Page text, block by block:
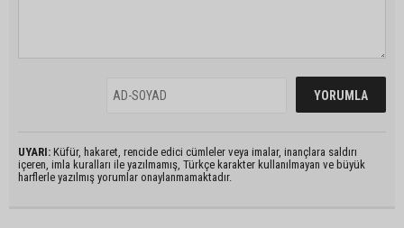
UYARI: Küfür, hakaret, rencide edici cümleler veya imalar, inançlara saldırı
içeren, imla kuralları ile yazılmamış, Türkçe karakter kullanılmayan ve büyük
harflerle yazılmış yorumlar onaylanmamaktadır.